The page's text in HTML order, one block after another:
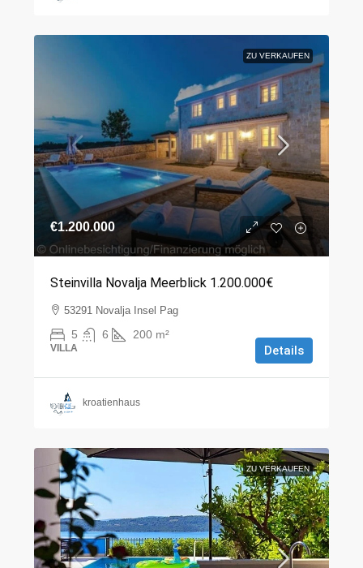
ZU VERKAUFEN
€1.200.000
Steinvilla Novalja Meerblick 1.200.000€
53291 Novalja Insel Pag
5 6 200 m²
VILLA Details
kroatienhaus
ZU VERKAUFEN